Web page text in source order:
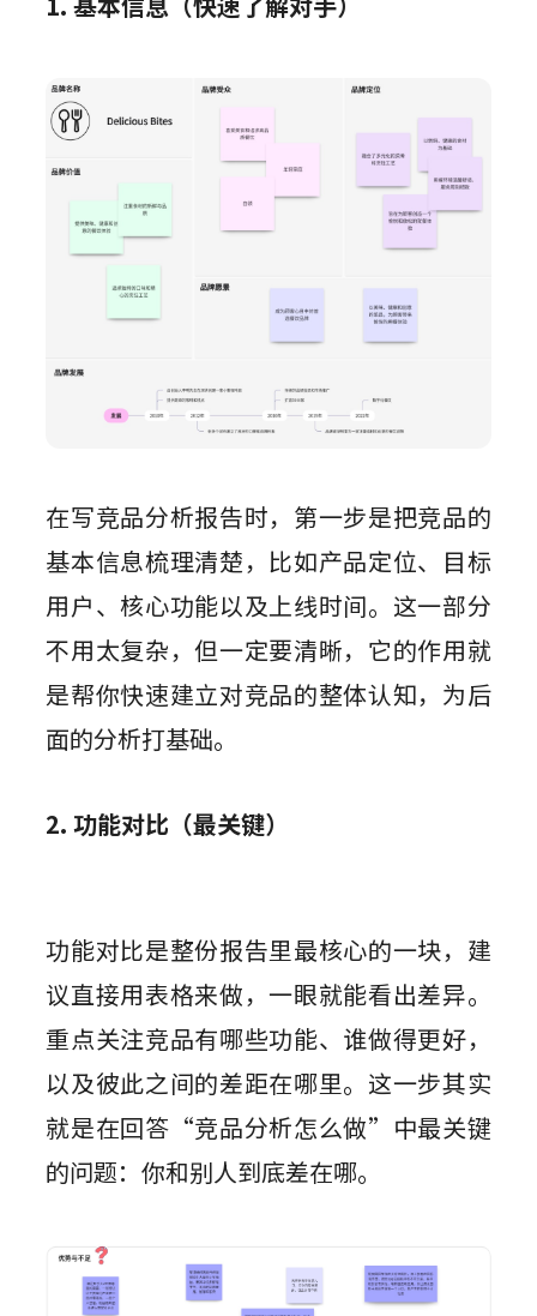
在写竞品分析报告时，第一步是把竞品的
基本信息梳理清楚，比如产品定位、目标
用户、核心功能以及上线时间。这一部分
不用太复杂，但一定要清晰，它的作用就
是帮你快速建立对竞品的整体认知，为后
面的分析打基础。
2. 功能对比（最关键）
功能对比是整份报告里最核心的一块，建
议直接用表格来做，一眼就能看出差异。
重点关注竞品有哪些功能、谁做得更好，
以及彼此之间的差距在哪里。这一步其实
就是在回答“竞品分析怎么做”中最关键
的问题：你和别人到底差在哪。